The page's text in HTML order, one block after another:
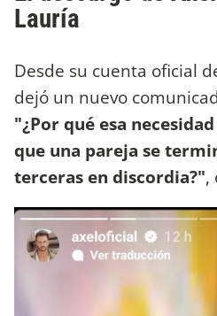
Lauría
Desde su cuenta oficial
dejó un nuevo
"¿Por qué esa
que una pareja se
terceras en discordia?",